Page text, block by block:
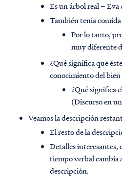
Es un árbol real – Eva
También tenía
Por lo tanto,
muy diferente
¿Qué significa que
conocimiento del bien
¿Qué significa
(Discurso en
Veamos la descripción
El resto de la
Detalles interesantes,
tiempo verbal cambia
descripción.